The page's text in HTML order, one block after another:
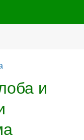
и